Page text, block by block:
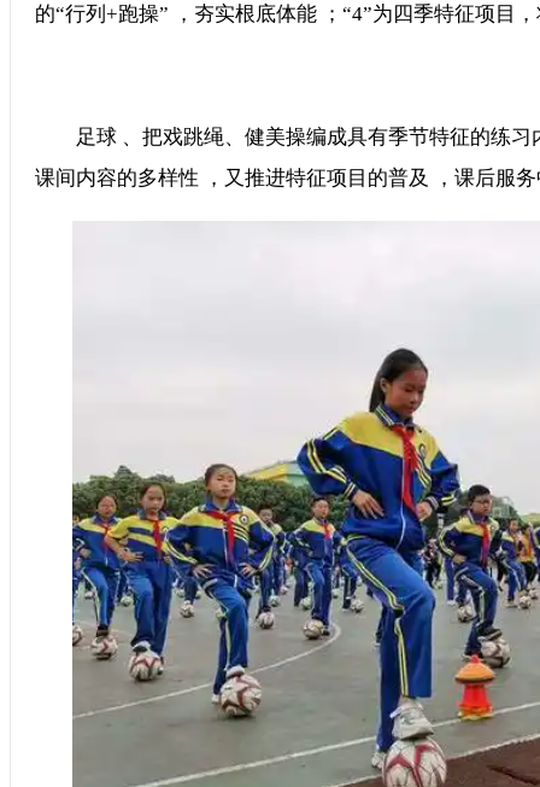
的“行列+跑操” ，夯实根底体能 ；“4”为四季特征项目
足球 、把戏跳绳、健美操编成具有季节特征的练习
课间内容的多样性 ，又推进特征项目的普及 ，课后服务